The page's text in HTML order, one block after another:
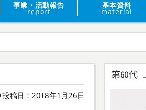
事業・活動報告
report
基本資料
material
投稿日：2018年1月26日
第60代